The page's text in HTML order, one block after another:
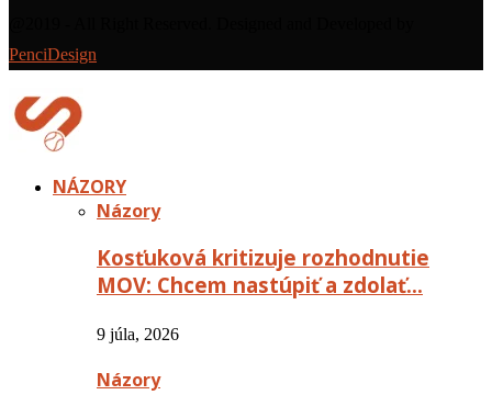
PenciDesign
NÁZORY
Názory
Kosťuková kritizuje rozhodnutie
MOV: Chcem nastúpiť a zdolať…
9 júla, 2026
Názory